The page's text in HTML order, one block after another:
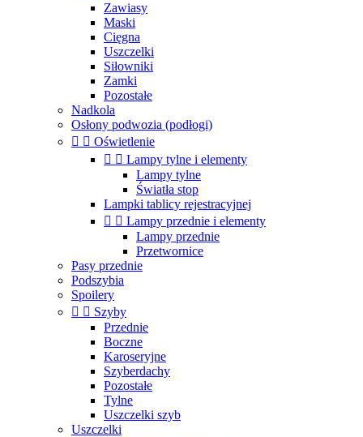
Zawiasy
Maski
Cięgna
Uszczelki
Siłowniki
Zamki
Pozostałe
Nadkola
Osłony podwozia (podłogi)
  Oświetlenie
  Lampy tylne i elementy
Lampy tylne
Światła stop
Lampki tablicy rejestracyjnej
  Lampy przednie i elementy
Lampy przednie
Przetwornice
Pasy przednie
Podszybia
Spoilery
  Szyby
Przednie
Boczne
Karoseryjne
Szyberdachy
Pozostałe
Tylne
Uszczelki szyb
Uszczelki